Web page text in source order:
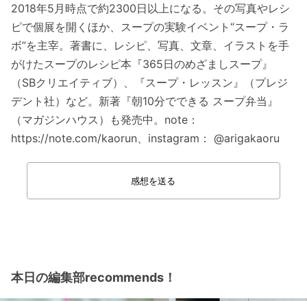
2018年5月時点で約2300日以上になる。その写真やレシ
ピで個展を開くほか、スープの実験イベント“スープ・ラ
ボ”を主宰。著書に、レシピ、写真、文章、イラストを手
がけたスープのレシピ本『365日のめざましスープ』
（SBクリエイティブ）、『スープ・レッスン』（プレジ
デント社）など。新著『朝10分でできる スープ弁当』
（マガジンハウス）も発売中。note：
https://note.com/kaorun、instagram： @arigakaoru
感想を送る
本日の編集部recommends！